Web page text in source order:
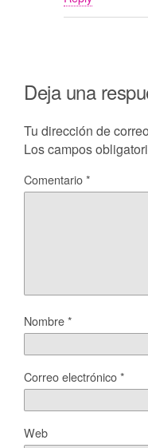
Deja una
Tu dirección de
Los campos
Comentario*
Nombre*
Correo electrónico*
Web